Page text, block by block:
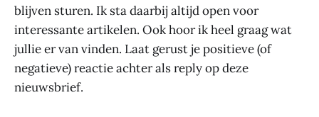
blijven sturen. Ik sta daarbij altijd open voor
interessante artikelen. Ook hoor ik heel graag wat
jullie er van vinden. Laat gerust je positieve (of
negatieve) reactie achter als reply op deze
nieuwsbrief.